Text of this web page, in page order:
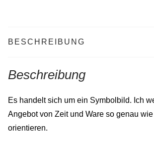
BESCHREIBUNG
Beschreibung
Es handelt sich um ein Symbolbild. Ich
Angebot von Zeit und Ware so genau
orientieren.